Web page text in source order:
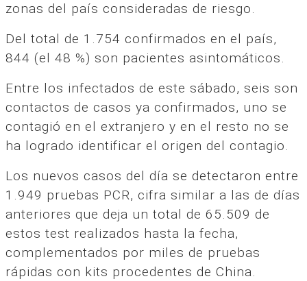
zonas del país consideradas de riesgo.
Del total de 1.754 confirmados en el país,
844 (el 48 %) son pacientes asintomáticos.
Entre los infectados de este sábado, seis son
contactos de casos ya confirmados, uno se
contagió en el extranjero y en el resto no se
ha logrado identificar el origen del contagio.
Los nuevos casos del día se detectaron entre
1.949 pruebas PCR, cifra similar a las de días
anteriores que deja un total de 65.509 de
estos test realizados hasta la fecha,
complementados por miles de pruebas
rápidas con kits procedentes de China.